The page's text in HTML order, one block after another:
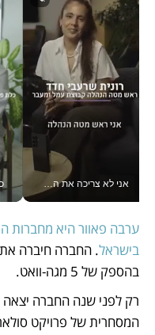
אני לא צריכה את המשרד: רונית שרעבי-חדד מנהלת ארגון של 30000 עובדים מכל מקום_v
בישראל
בהספק של 5 מגה-וואט.